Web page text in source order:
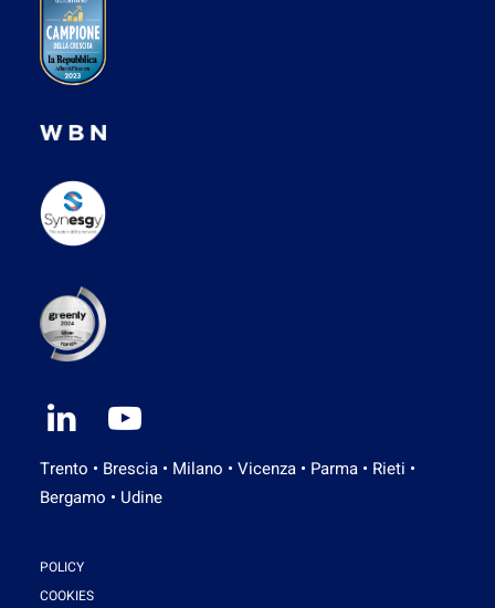
Trento • Brescia • Milano • Vicenza • Parma • Rieti •
Bergamo • Udine
POLICY
COOKIES